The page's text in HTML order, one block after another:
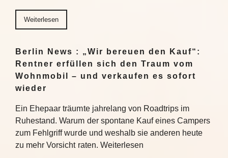
Weiterlesen
Berlin News : „Wir bereuen den Kauf“:
Rentner erfüllen sich den Traum vom
Wohnmobil – und verkaufen es sofort
wieder
Ein Ehepaar träumte jahrelang von Roadtrips im
Ruhestand. Warum der spontane Kauf eines Campers
zum Fehlgriff wurde und weshalb sie anderen heute
zu mehr Vorsicht raten. Weiterlesen